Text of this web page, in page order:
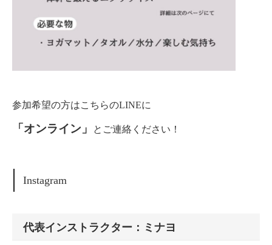
参加希望の方はこちらのLINEに
「オンライン」 とご連絡ください！
Instagram
代表インストラクター：ミナヨ